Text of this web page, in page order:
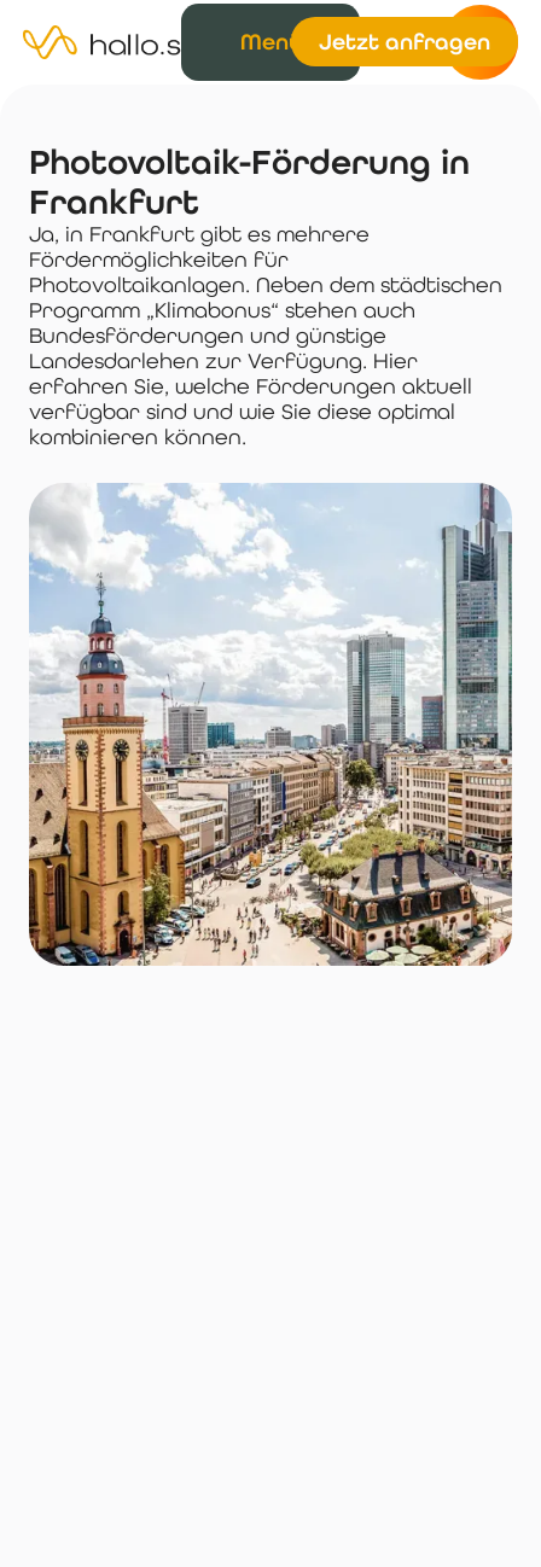
Menü Jetzt anfragen
Photovoltaik-Förderung in
Frankfurt
Ja, in Frankfurt gibt es mehrere
Fördermöglichkeiten für
Photovoltaikanlagen. Neben dem städtischen
Programm „Klimabonus“ stehen auch
Bundesförderungen und günstige
Landesdarlehen zur Verfügung. Hier
erfahren Sie, welche Förderungen aktuell
verfügbar sind und wie Sie diese optimal
kombinieren können.